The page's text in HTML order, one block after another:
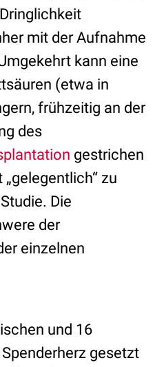
mit der Aufnahme
kann eine
(etwa in
frühzeitig an der
des
gestrichen
zu
Die
der
einzelnen
und 16
gesetzt